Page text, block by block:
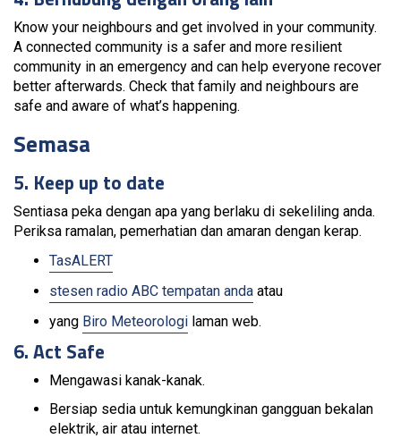
Know your neighbours and get involved in your community.
A connected community is a safer and more resilient
community in an emergency and can help everyone recover
better afterwards. Check that family and neighbours are
safe and aware of what’s happening.
Semasa
5. Keep up to date
Sentiasa peka dengan apa yang berlaku di sekeliling anda.
Periksa ramalan, pemerhatian dan amaran dengan kerap.
TasALERT
stesen radio ABC tempatan anda atau
yang Biro Meteorologi laman web.
6. Act Safe
Mengawasi kanak-kanak.
Bersiap sedia untuk kemungkinan gangguan bekalan
elektrik, air atau internet.